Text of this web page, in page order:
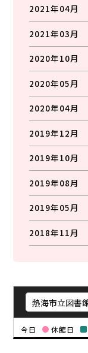
今日 休館日
2021年04月
2021年03月
2020年10月
2020年05月
2020年04月
2019年12月
2019年10月
2019年08月
2019年05月
2018年11月